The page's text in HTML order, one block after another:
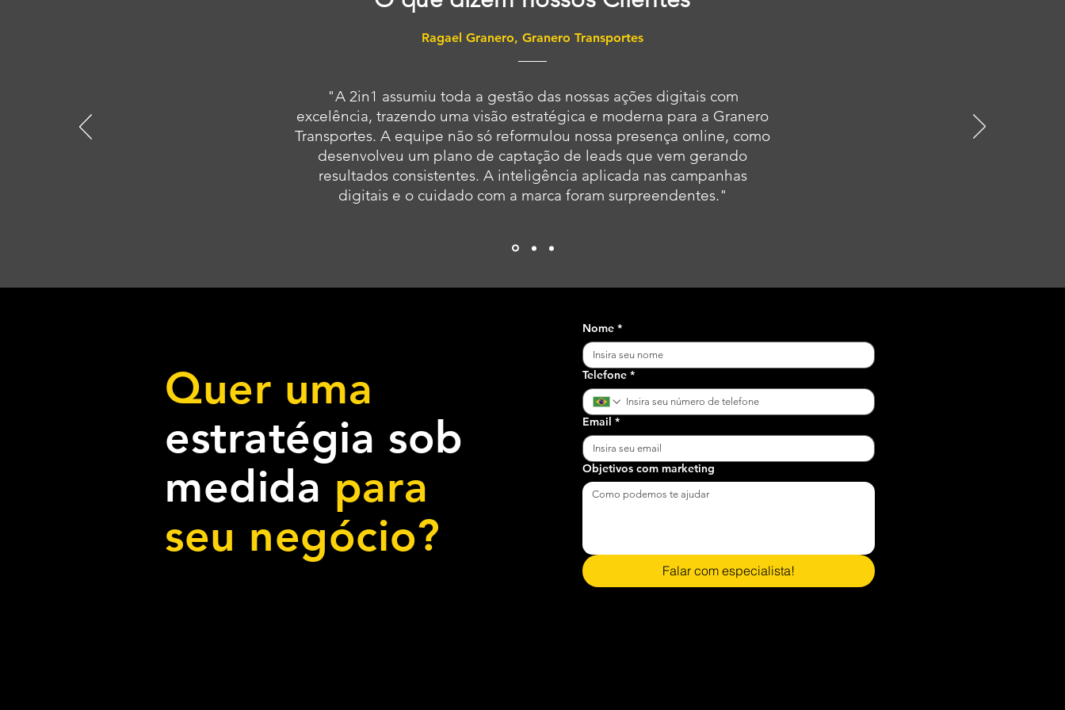
Ragael Granero, Granero Transportes
"A 2in1 assumiu toda a gestão das nossas ações digitais com
excelência, trazendo uma visão estratégica e moderna para a Granero
Transportes. A equipe não só reformulou nossa presença online, como
desenvolveu um plano de captação de leads que vem gerando
resultados consistentes. A inteligência aplicada nas campanhas
digitais e o cuidado com a marca foram surpreendentes."
Quer uma
estratégia sob
medida para
seu negócio?
Nome *
Telefone *
Email *
Objetivos com marketing
Falar com especialista!